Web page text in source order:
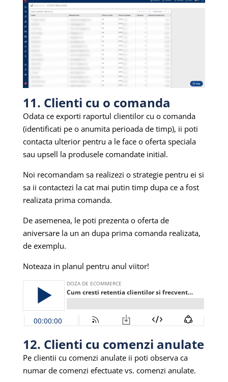
11. Clienti cu o comanda
Odata ce exporti raportul clientilor cu o comanda
(identificati pe o anumita perioada de timp), ii poti
contacta ulterior pentru a le face o oferta speciala
sau upsell la produsele comandate initial.
Noi recomandam sa realizezi o strategie pentru ei si
sa ii contactezi la cat mai putin timp dupa ce a fost
realizata prima comanda.
De asemenea, le poti prezenta o oferta de
aniversare la un an dupa prima comanda realizata,
de exemplu.
Noteaza in planul pentru anul viitor!
12. Clienti cu comenzi anulate
Pe clientii cu comenzi anulate ii poti observa ca
numar de comenzi efectuate vs. comenzi anulate.